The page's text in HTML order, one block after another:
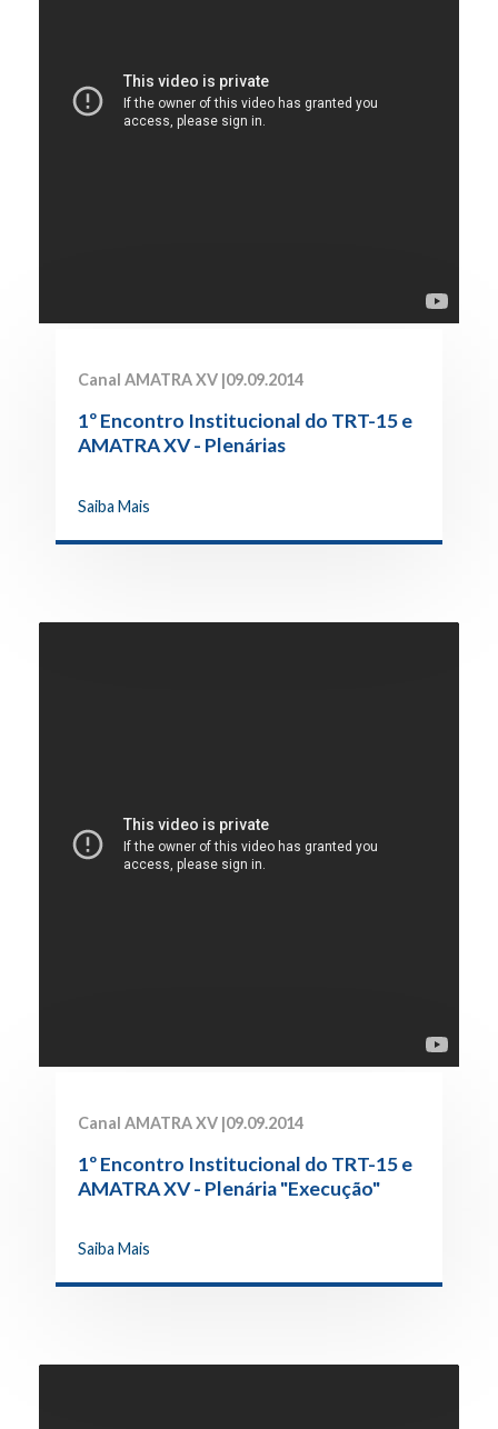
Canal AMATRA XV |09.09.2014
1º Encontro Institucional do TRT-15 e
AMATRA XV - Plenárias
Saiba Mais
Canal AMATRA XV |09.09.2014
1º Encontro Institucional do TRT-15 e
AMATRA XV - Plenária "Execução"
Saiba Mais